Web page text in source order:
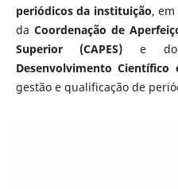
periódicos da instituição,
da Coordenação de
Superior (CAPES) e
Desenvolvimento Científico
gestão e qualificação de